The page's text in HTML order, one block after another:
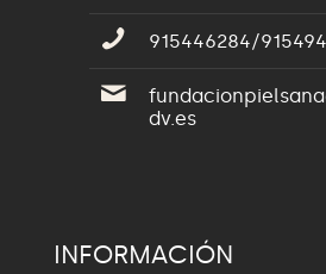
915446284/
dv.es
INFORMACIÓN